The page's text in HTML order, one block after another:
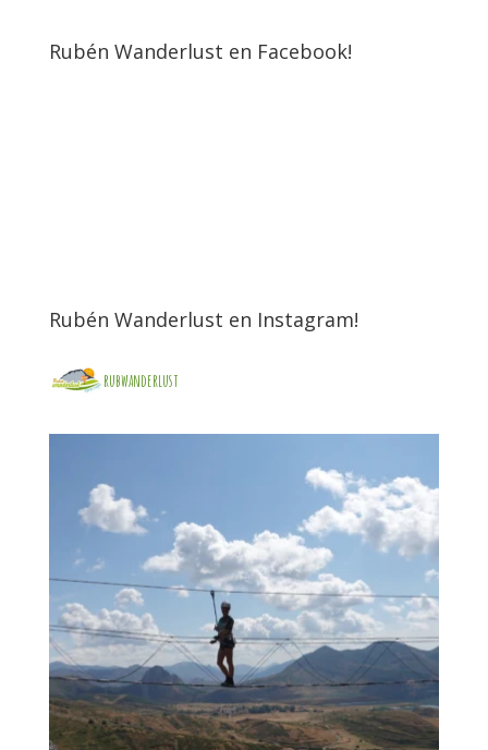
Rubén Wanderlust en Facebook!
Rubén Wanderlust en Instagram!
rubwanderlust